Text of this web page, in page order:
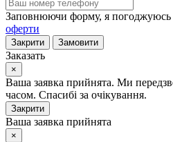
Заповнюючи форму, я погоджуюсь
оферти
Закрити Замовити
Заказать
×
Ваша заявка прийнята. Ми
часом. Спасибі за очікування.
Закрити
Ваша заявка прийнята
×